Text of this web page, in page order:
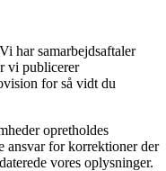
har samarbejdsaftaler
vi publicerer
for så vidt du
opretholdes
ansvar for korrektioner der
vores oplysninger.